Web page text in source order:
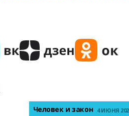
Человек и закон 4 ИЮНЯ